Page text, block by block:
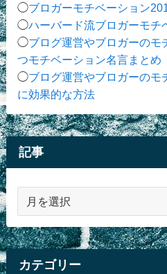
◯ブロガーモチベーション
◯ハーバード流ブロガーモチ
◯ブログ運営やブロガーのモ
つモチベーション名言まとめ
◯ブログ運営やブロガーのモ
に効果的な方法
記事
カテゴリー